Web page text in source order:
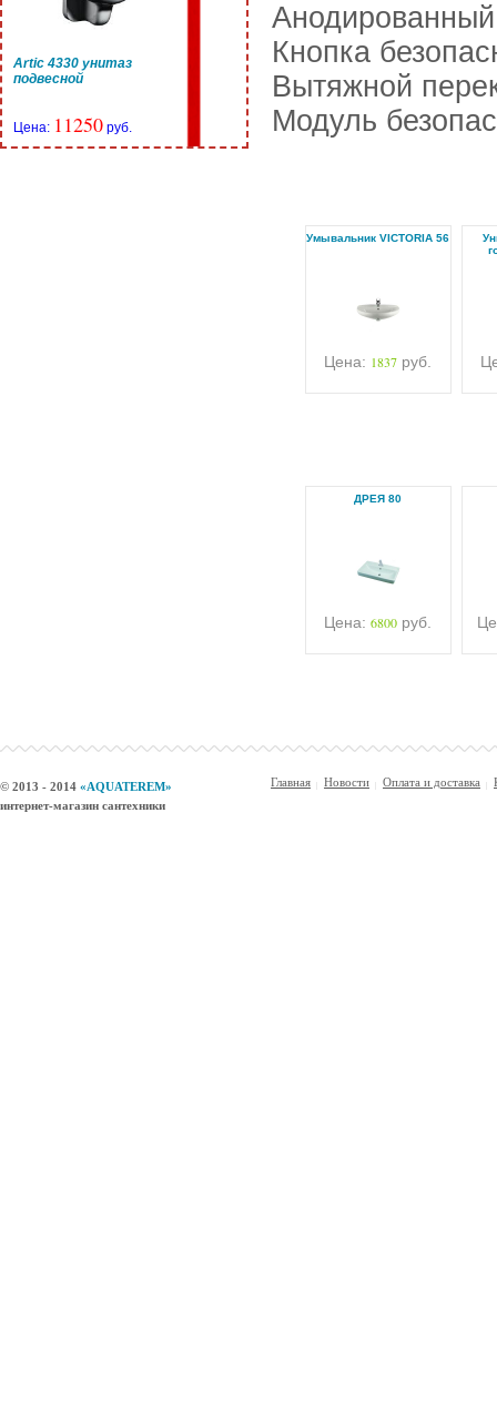
Artic 4330 унитаз
подвесной
Цена: 11250 руб.
Кнопка
Вытяжной
Модуль
Умывальник VICTORIA 56
Цена: 1837 руб.
ДРЕЯ 80
Цена: 6800 руб.
© 2013 - 2014 «AQUATEREM»
интернет-магазин сантехники
Главная Новости Оплата и доставка